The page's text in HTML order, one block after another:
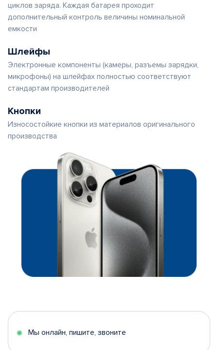
циклов заряда. Каждая батарея проходит
дополнительный контроль величины номинальной
емкости
Шлейфы
Электронные компоненты (камеры, разъемы зарядки,
микрофоны) на шлейфах полностью соответствуют
стандартам производителей
Кнопки
Износостойкие кнопки из материалов оригинального
производства
Мы онлайн, пишите, звоните